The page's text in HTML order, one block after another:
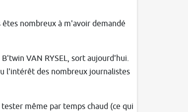
êtes nombreux à m'avoir demandé
VAN RYSEL, sort aujourd'hui.
l'intérêt des nombreux journalistes
même par temps chaud (ce qui